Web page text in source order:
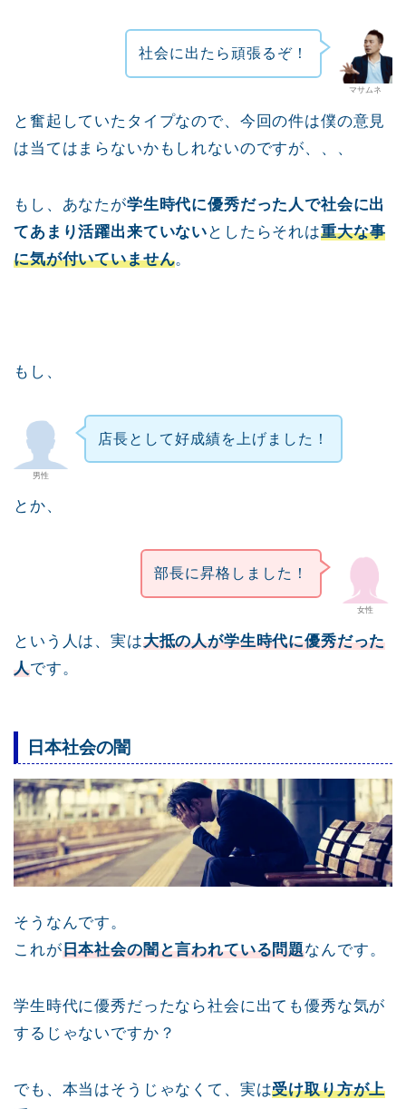
マサムネ
社会に出たら頑張るぞ！
と奮起していたタイプなので、今回の件は僕の意見
は当てはまらないかもしれないのですが、、、
もし、あなたが学生時代に優秀だった人で社会に出
てあまり活躍出来ていない としたらそれは重大な事
に気が付いていません。
もし、
男性
店長として好成績を上げました！
とか、
女性
部長に昇格しました！
という人は、実は大抵の人が学生時代に優秀だった
人です。
日本社会の闇
そうなんです。
これが日本社会の闇と言われている問題なんです。
学生時代に優秀だったなら社会に出ても優秀な気が
するじゃないですか？
でも、本当はそうじゃなくて、実は受け取り方が上